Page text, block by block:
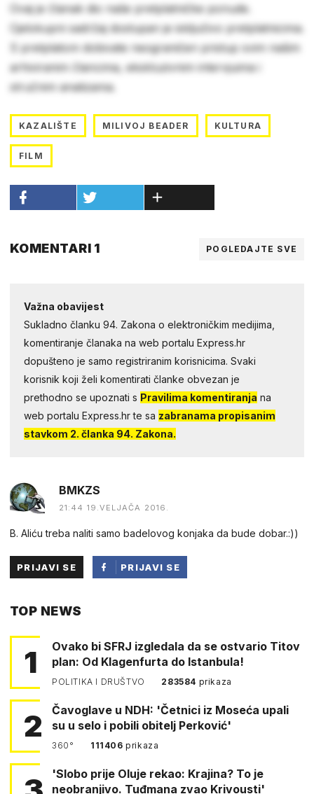
Ovaj je članak dio naše pretplatničke ponude.
Cjelokupni sadržaj dostupan je isključivo pretplatnicima.
S pretplatom dobivate neograničen pristup svim našim
arhiviranim člancima, ekskluzivnim intervjuima i
stručnim analizama.
KAZALIŠTE MILIVOJ BEADER KULTURA
FILM
KOMENTARI 1 POGLEDAJTE SVE
Važna obavijest
Sukladno članku 94. Zakona o elektroničkim medijima,
komentiranje članaka na web portalu Express.hr
dopušteno je samo registriranim korisnicima. Svaki
korisnik koji želi komentirati članke obvezan je
prethodno se upoznati s Pravilima komentiranja na
web portalu Express.hr te sa zabranama propisanim
stavkom 2. članka 94. Zakona.
BMKZS
21:44 19.VELJAČA 2016.
B. Aliću treba naliti samo badelovog konjaka da bude dobar.:))
PRIJAVI SE
PRIJAVI SE
TOP NEWS
1
Ovako bi SFRJ izgledala da se ostvario Titov
plan: Od Klagenfurta do Istanbula!
POLITIKA I DRUŠTVO 283584 prikaza
2
Čavoglave u NDH: 'Četnici iz Moseća upali
su u selo i pobili obitelj Perković'
360° 111406prikaza
'Slobo prije Oluje rekao: Krajina? To je
neobranjivo. Tuđmana zvao Krivousti'